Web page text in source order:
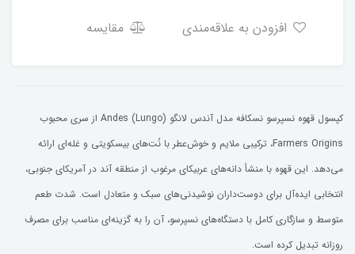
مقایسه
کپسول قهوه نسپرسو نسکافه مدل آندس لانگو Andes (Lungo) از سری محبوب
Farmers Origins، ترکیبی ملایم و خوش‌عطر با نُت‌های بیسکویتی و غله‌ای ارائه
می‌دهد. این قهوه با منشأ دانه‌های عربیکای مرغوب از منطقه آند در آمریکای جنوبی،
انتخابی ایده‌آل برای دوست‌داران نوشیدنی‌های سبک و متعادل است. شدت طعم
متوسط و سازگاری کامل با دستگاه‌های نسپرسو، آن را به گزینه‌ای مناسب برای مصرف
روزانه تبدیل کرده است.